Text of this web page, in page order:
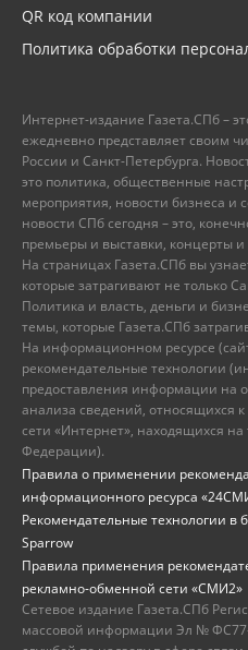
QR код компании
Политика обработки
Интернет-издание Газета.СПб –
ежедневно представляет своим
России и Санкт-Петербурга.
это политика, общественные
мероприятия, новости бизнеса и
новости СПб сегодня – это,
премьеры и выставки, концерты и
На страницах Газета.СПб вы
которые затрагивают не только
Политика и власть, деньги и
темы, которые Газета.СПб
На информационном ресурсе
рекомендательные технологии
предоставления информации на
анализа сведений, относящихся
сети «Интернет», находящихся
Федерации).
Правила о применении
информационного ресурса
Рекомендательные технологии в
Sparrow
Правила применения
рекламно-обменной сети «СМИ2»
Сетевое издание Газета.СПб
массовой информации Эл №